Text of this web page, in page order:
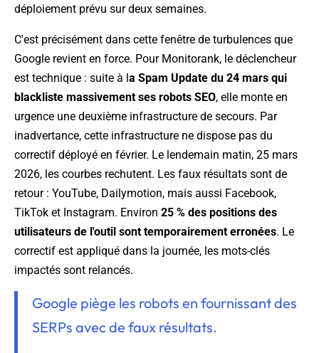
déploiement prévu sur deux semaines.
C'est précisément dans cette fenêtre de turbulences que
Google revient en force. Pour Monitorank, le déclencheur
est technique : suite à l a Spam Update du 24 mars qui
blackliste massivement ses robots SEO, elle monte en
urgence une deuxième infrastructure de secours. Par
inadvertance, cette infrastructure ne dispose pas du
correctif déployé en février. Le lendemain matin, 25 mars
2026, les courbes rechutent. Les faux résultats sont de
retour : YouTube, Dailymotion, mais aussi Facebook,
TikTok et Instagram. Environ 25 % des positions des
utilisateurs de l'outil sont temporairement erronées. Le
correctif est appliqué dans la journée, les mots-clés
impactés sont relancés.
Google piège les robots en fournissant des
SERPs avec de faux résultats.